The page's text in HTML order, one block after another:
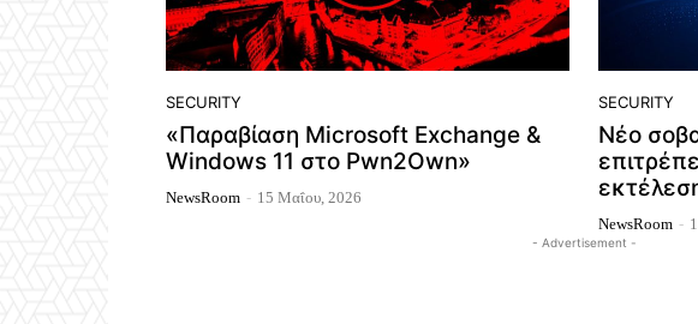
SECURITY
«Παραβίαση Microsoft Exchange &
Windows 11 στο Pwn2Own»
NewsRoom - 15 Μαΐου, 2026
SECURITY
Νέο
NewsRoom -
- Advertisement -